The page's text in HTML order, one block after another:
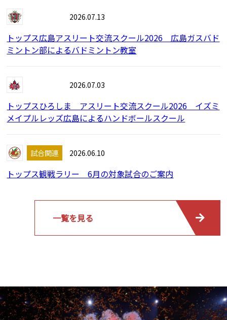
2026.07.13
トップス広島アスリート交流スクール2026 広島ガスバド
ミントン部によるバドミントン教室
2026.07.03
トップスひろしま アスリート交流スクール2026 イズミ
メイプルレッズ広島によるハンドボールスクール
試合関連 2026.06.10
トップス観戦ラリー 6月の対象試合のご案内
一覧を見る